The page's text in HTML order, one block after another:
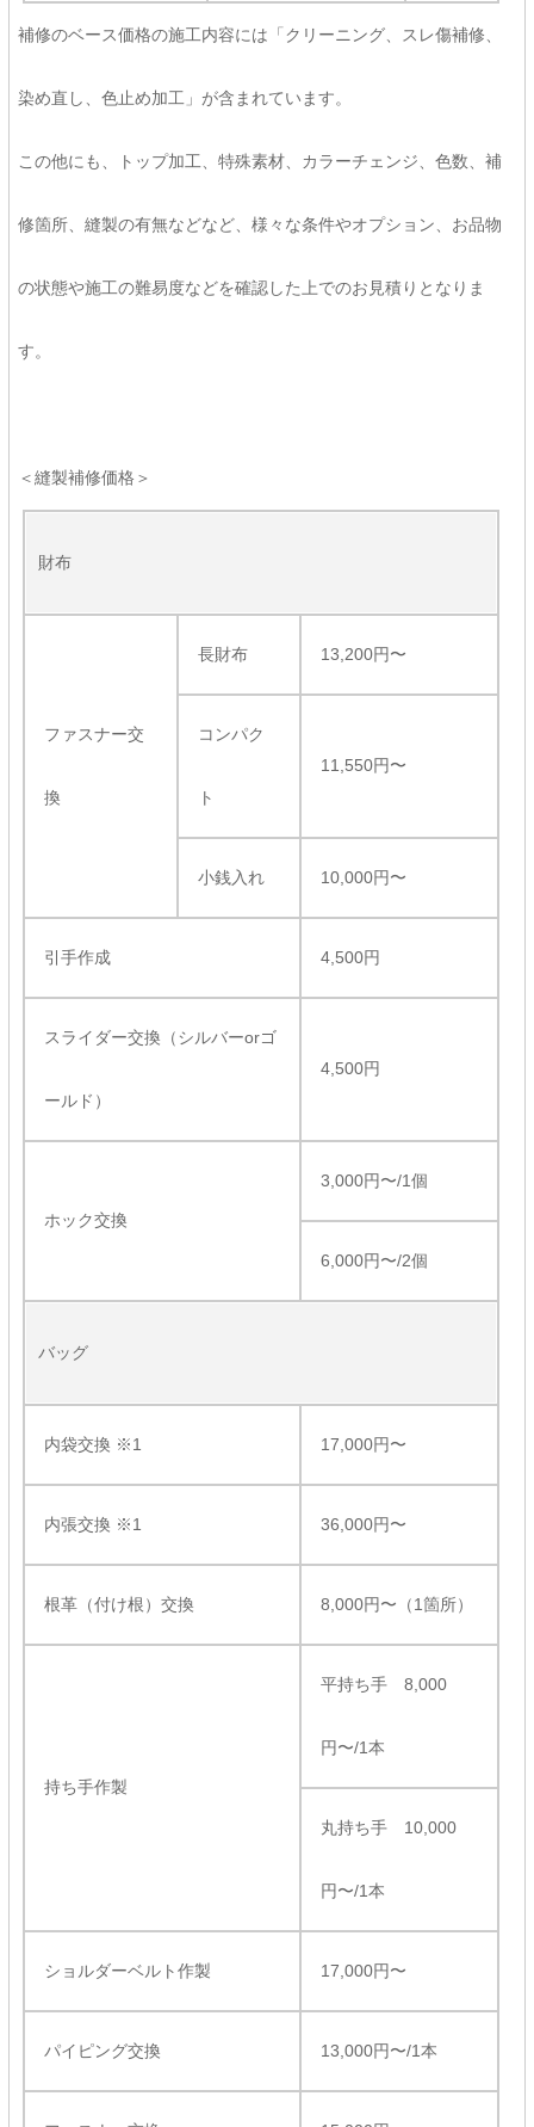
補修のベース価格の施工内容には「クリーニング、スレ傷補修、
染め直し、色止め加工」が含まれています。
この他にも、トップ加工、特殊素材、カラーチェンジ、色数、補
修箇所、縫製の有無などなど、様々な条件やオプション、お品物
の状態や施工の難易度などを確認した上でのお見積りとなりま
す。
＜縫製補修価格＞
財布
ファスナー交
換
長財布 13,200円〜
コンパク
ト
11,550円〜
小銭入れ 10,000円〜
引手作成 4,500円
スライダー交換（シルバーorゴ
ールド）
4,500円
ホック交換
3,000円〜/1個
6,000円〜/2個
バッグ
内袋交換 ※1 17,000円〜
内張交換 ※1 36,000円〜
根革（付け根）交換 8,000円〜（1箇所）
持ち手作製
平持ち手 8,000
円〜/1本
丸持ち手 10,000
円〜/1本
ショルダーベルト作製 17,000円〜
パイピング交換 13,000円〜/1本